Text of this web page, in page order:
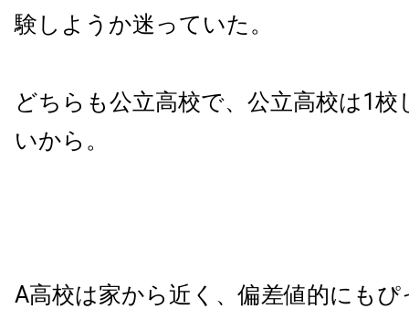
験しようか迷っていた。
どちらも公立高校で、公立高校は1
いから。
A高校は家から近く、偏差値的にもぴ